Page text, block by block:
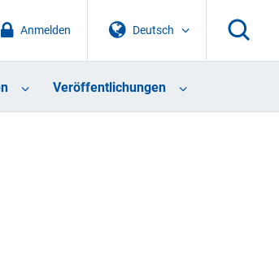
Deutsch
Anmelden
Veröffentlichungen